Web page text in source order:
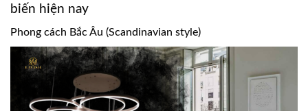
biến hiện nay
Phong cách Bắc Âu (Scandinavian style)